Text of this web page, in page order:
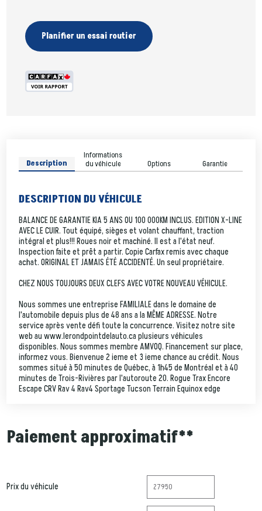
Planifier un essai routier
Description
Informations
du véhicule
Options Garantie
DESCRIPTION DU VÉHICULE
BALANCE DE GARANTIE KIA 5 ANS OU 100 000KM INCLUS. EDITION X-LINE
AVEC LE CUIR. Tout équipé, sièges et volant chauffant, traction
intégral et plus!!! Roues noir et machiné. Il est a l'état neuf.
Inspection faite et prêt a partir. Copie Carfax remis avec chaque
achat. ORIGINAL ET JAMAIS ÉTÉ ACCIDENTÉ. Un seul propriétaire.
CHEZ NOUS TOUJOURS DEUX CLEFS AVEC VOTRE NOUVEAU VÉHICULE.
Nous sommes une entreprise FAMILIALE dans le domaine de
l'automobile depuis plus de 48 ans a la MÊME ADRESSE. Notre
service après vente défi toute la concurrence. Visitez notre site
web au www.lerondpointdelauto.ca plusieurs véhicules
disponibles. Nous sommes membre AMVOQ. Financement sur place,
informez vous. Bienvenue 2 ieme et 3 ieme chance au crédit. Nous
sommes situé à 50 minutes de Québec, à 1h45 de Montréal et à 40
minutes de Trois-Rivières par l'autoroute 20. Rogue Trax Encore
Escape CRV Rav 4 Rav4 Sportage Tucson Terrain Equinox edge
Paiement approximatif**
Prix du véhicule